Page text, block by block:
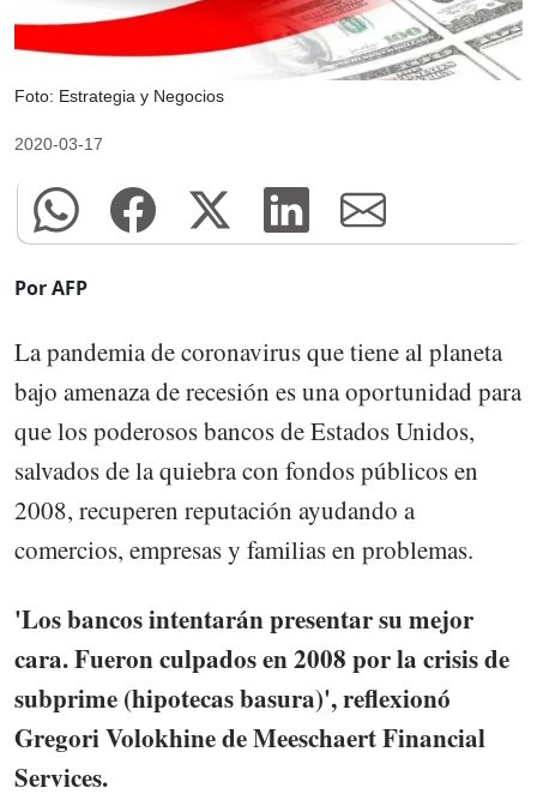
Foto: Estrategia y Negocios
2020-03-17
Por AFP
La pandemia de coronavirus que tiene al planeta
bajo amenaza de recesión es una oportunidad para
que los poderosos bancos de Estados Unidos,
salvados de la quiebra con fondos públicos en
2008, recuperen reputación ayudando a
comercios, empresas y familias en problemas.
'Los bancos intentarán presentar su mejor
cara. Fueron culpados en 2008 por la crisis de
subprime (hipotecas basura)', reflexionó
Gregori Volokhine de Meeschaert Financial
Services.